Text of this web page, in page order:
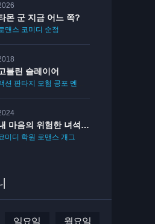
몬 군 지금 어느 쪽?
맨스 코미디 순정
블린 슬레이어
션 판타지 모험 공포 멘붕
내 마음의 위험한 녀석 2기
미디 학원 로맨스 개그
일요일 월요일